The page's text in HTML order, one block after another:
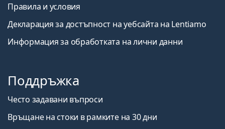
Правила и условия
Декларация за достъпност на уебсайта на Lentiamo
Информация за обработката на лични данни
Поддръжка
Често задавани въпроси
Връщане на стоки в рамките на 30 дни